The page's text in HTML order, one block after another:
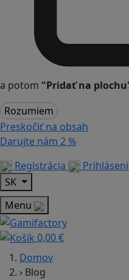
a potom "Pridať na
Rozumiem
Preskočiť na obsah
Darujte nám 2 %
Registrácia
SK
Menu
0,00 €
Domov
› Blog